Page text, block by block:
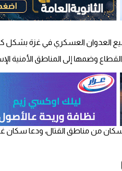
العدوان العسكري في غزة بشكل
وضمها إلى المناطق الأمنية
من مناطق القتال، ودعا سكان